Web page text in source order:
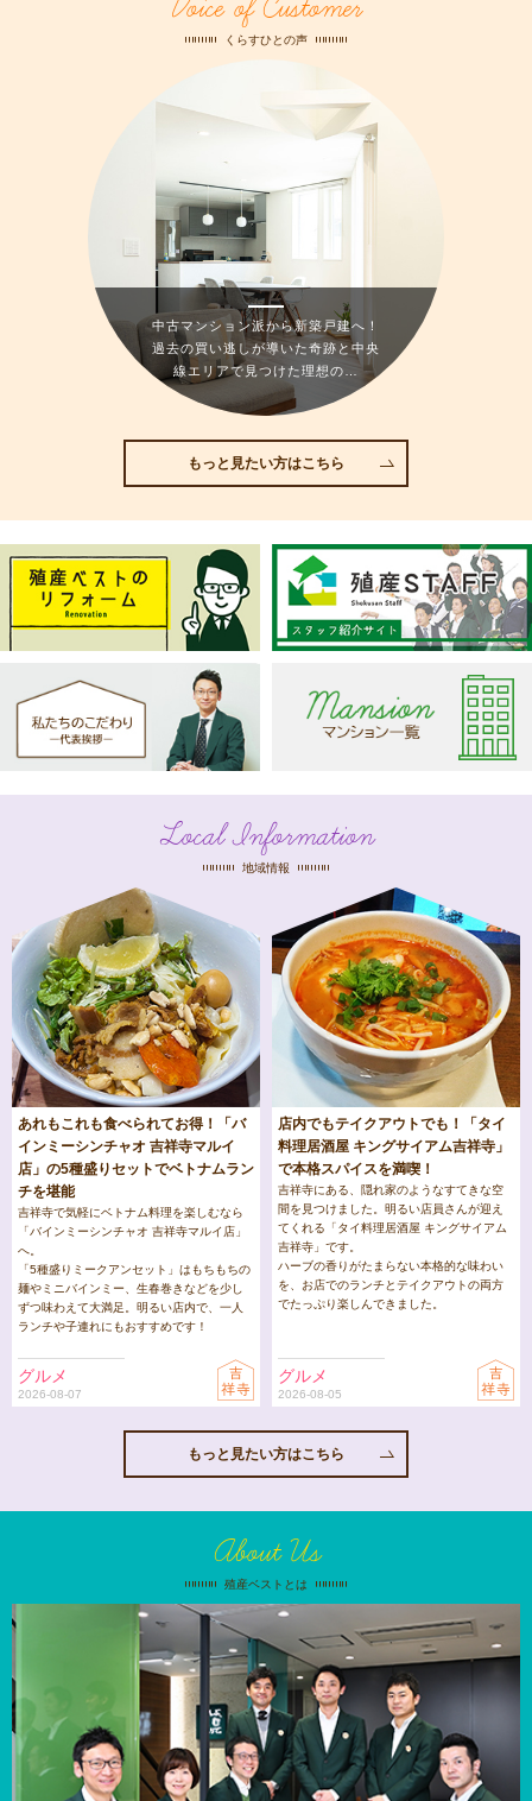
くらすひとの声
中古マンション派から新築戸建へ！
過去の買い逃しが導いた奇跡と中央
線エリアで見つけた理想の…
もっと見たい方はこちら
Local Information
地域情報
あれもこれも食べられてお得！「バ
インミーシンチャオ 吉祥寺マルイ
店」の5種盛りセットでベトナムラン
チを堪能
吉祥寺で気軽にベトナム料理を楽しむなら
「バインミーシンチャオ 吉祥寺マルイ店」
へ。
「5種盛りミークアンセット」はもちもちの
麺やミニバインミー、生春巻きなどを少し
ずつ味わえて大満足。明るい店内で、一人
ランチや子連れにもおすすめです！
グルメ
2026-08-07
店内でもテイクアウトでも！「タイ
料理居酒屋 キングサイアム吉祥寺」
で本格スパイスを満喫！
吉祥寺にある、隠れ家のようなすてきな空
間を見つけました。明るい店員さんが迎え
てくれる「タイ料理居酒屋 キングサイアム
吉祥寺」です。
ハーブの香りがたまらない本格的な味わい
を、お店でのランチとテイクアウトの両方
でたっぷり楽しんできました。
グルメ
2026-08-05
もっと見たい方はこちら
About Us
殖産ベストとは